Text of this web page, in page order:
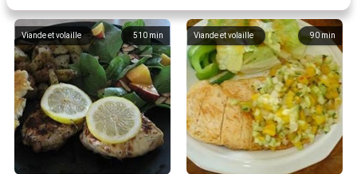
510min
Viande et volaille 90 min
Viande et volaille